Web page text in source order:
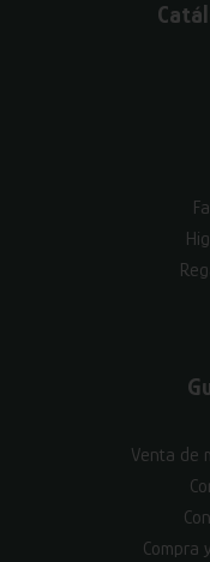
Venta de
Compra